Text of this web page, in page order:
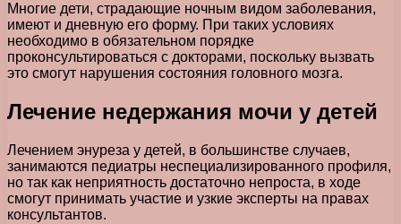
Многие дети, страдающие ночным видом заболевания,
имеют и дневную его форму. При таких условиях
необходимо в обязательном порядке
проконсультироваться с докторами, поскольку вызвать
это смогут нарушения состояния головного мозга.
Лечение недержания мочи у детей
Лечением энуреза у детей, в большинстве случаев,
занимаются педиатры неспециализированного профиля,
но так как неприятность достаточно непроста, в ходе
смогут принимать участие и узкие эксперты на правах
консультантов.